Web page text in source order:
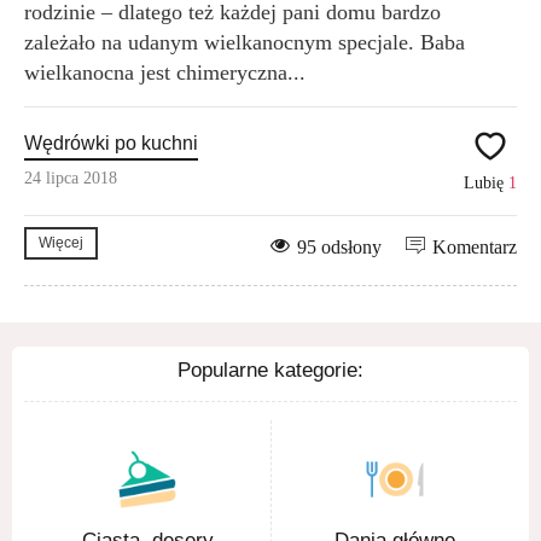
rodzinie – dlatego też każdej pani domu bardzo
zależało na udanym wielkanocnym specjale. Baba
wielkanocna jest chimeryczna...
Wędrówki po kuchni
24 lipca 2018 Lubię 1
Więcej Komentarz
95 odsłony
Popularne kategorie: